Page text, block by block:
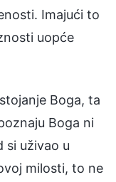
Imajući to
uopće
Boga, ta
Boga ni
si uživao u
milosti, to ne